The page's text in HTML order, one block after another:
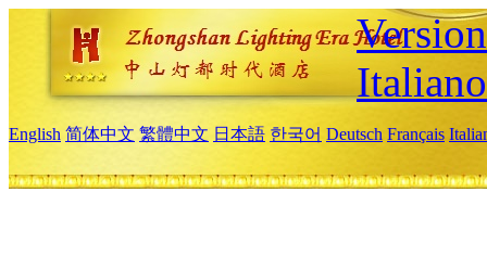
Italiano
English 简体中文 繁體中文 日本語 한국어 Deutsch Français